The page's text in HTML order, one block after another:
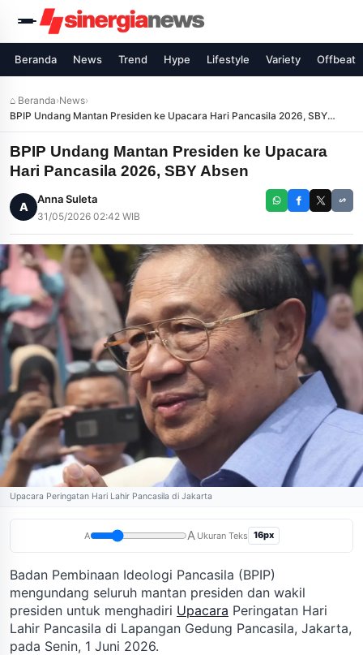
Beranda News Trend Hype Lifestyle Variety Offbeat
⌂ Beranda›News›
BPIP Undang Mantan Presiden ke Upacara Hari Pancasila 2026, SBY
Absen
BPIP Undang Mantan Presiden ke Upacara
Hari Pancasila 2026, SBY Absen
A
Anna Suleta
31/05/2026 02:42 WIB
Upacara Peringatan Hari Lahir Pancasila di Jakarta
A A Ukuran Teks 16px
Badan Pembinaan Ideologi Pancasila (BPIP)
mengundang seluruh mantan presiden dan wakil
presiden untuk menghadiri Upacara Peringatan Hari
Lahir Pancasila di Lapangan Gedung Pancasila, Jakarta,
pada Senin, 1 Juni 2026.